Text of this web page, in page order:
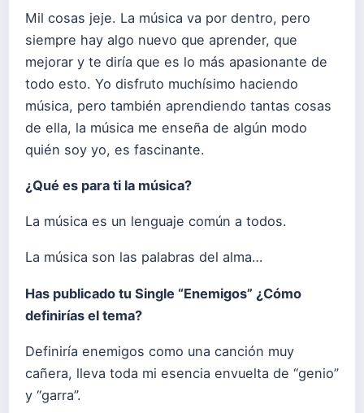
Mil cosas jeje. La música va por dentro, pero
siempre hay algo nuevo que aprender, que
mejorar y te diría que es lo más apasionante de
todo esto. Yo disfruto muchísimo haciendo
música, pero también aprendiendo tantas cosas
de ella, la música me enseña de algún modo
quién soy yo, es fascinante.
¿Qué es para ti la música?
La música es un lenguaje común a todos.
La música son las palabras del alma…
Has publicado tu Single “Enemigos” ¿Cómo
definirías el tema?
Definiría enemigos como una canción muy
cañera, lleva toda mi esencia envuelta de “genio”
y “garra”.